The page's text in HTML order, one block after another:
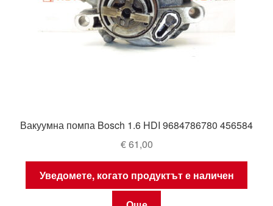
Вакуумна помпа Bosch 1.6 HDI 9684786780 456584
€61,00
Уведомете, когато продуктът е наличен